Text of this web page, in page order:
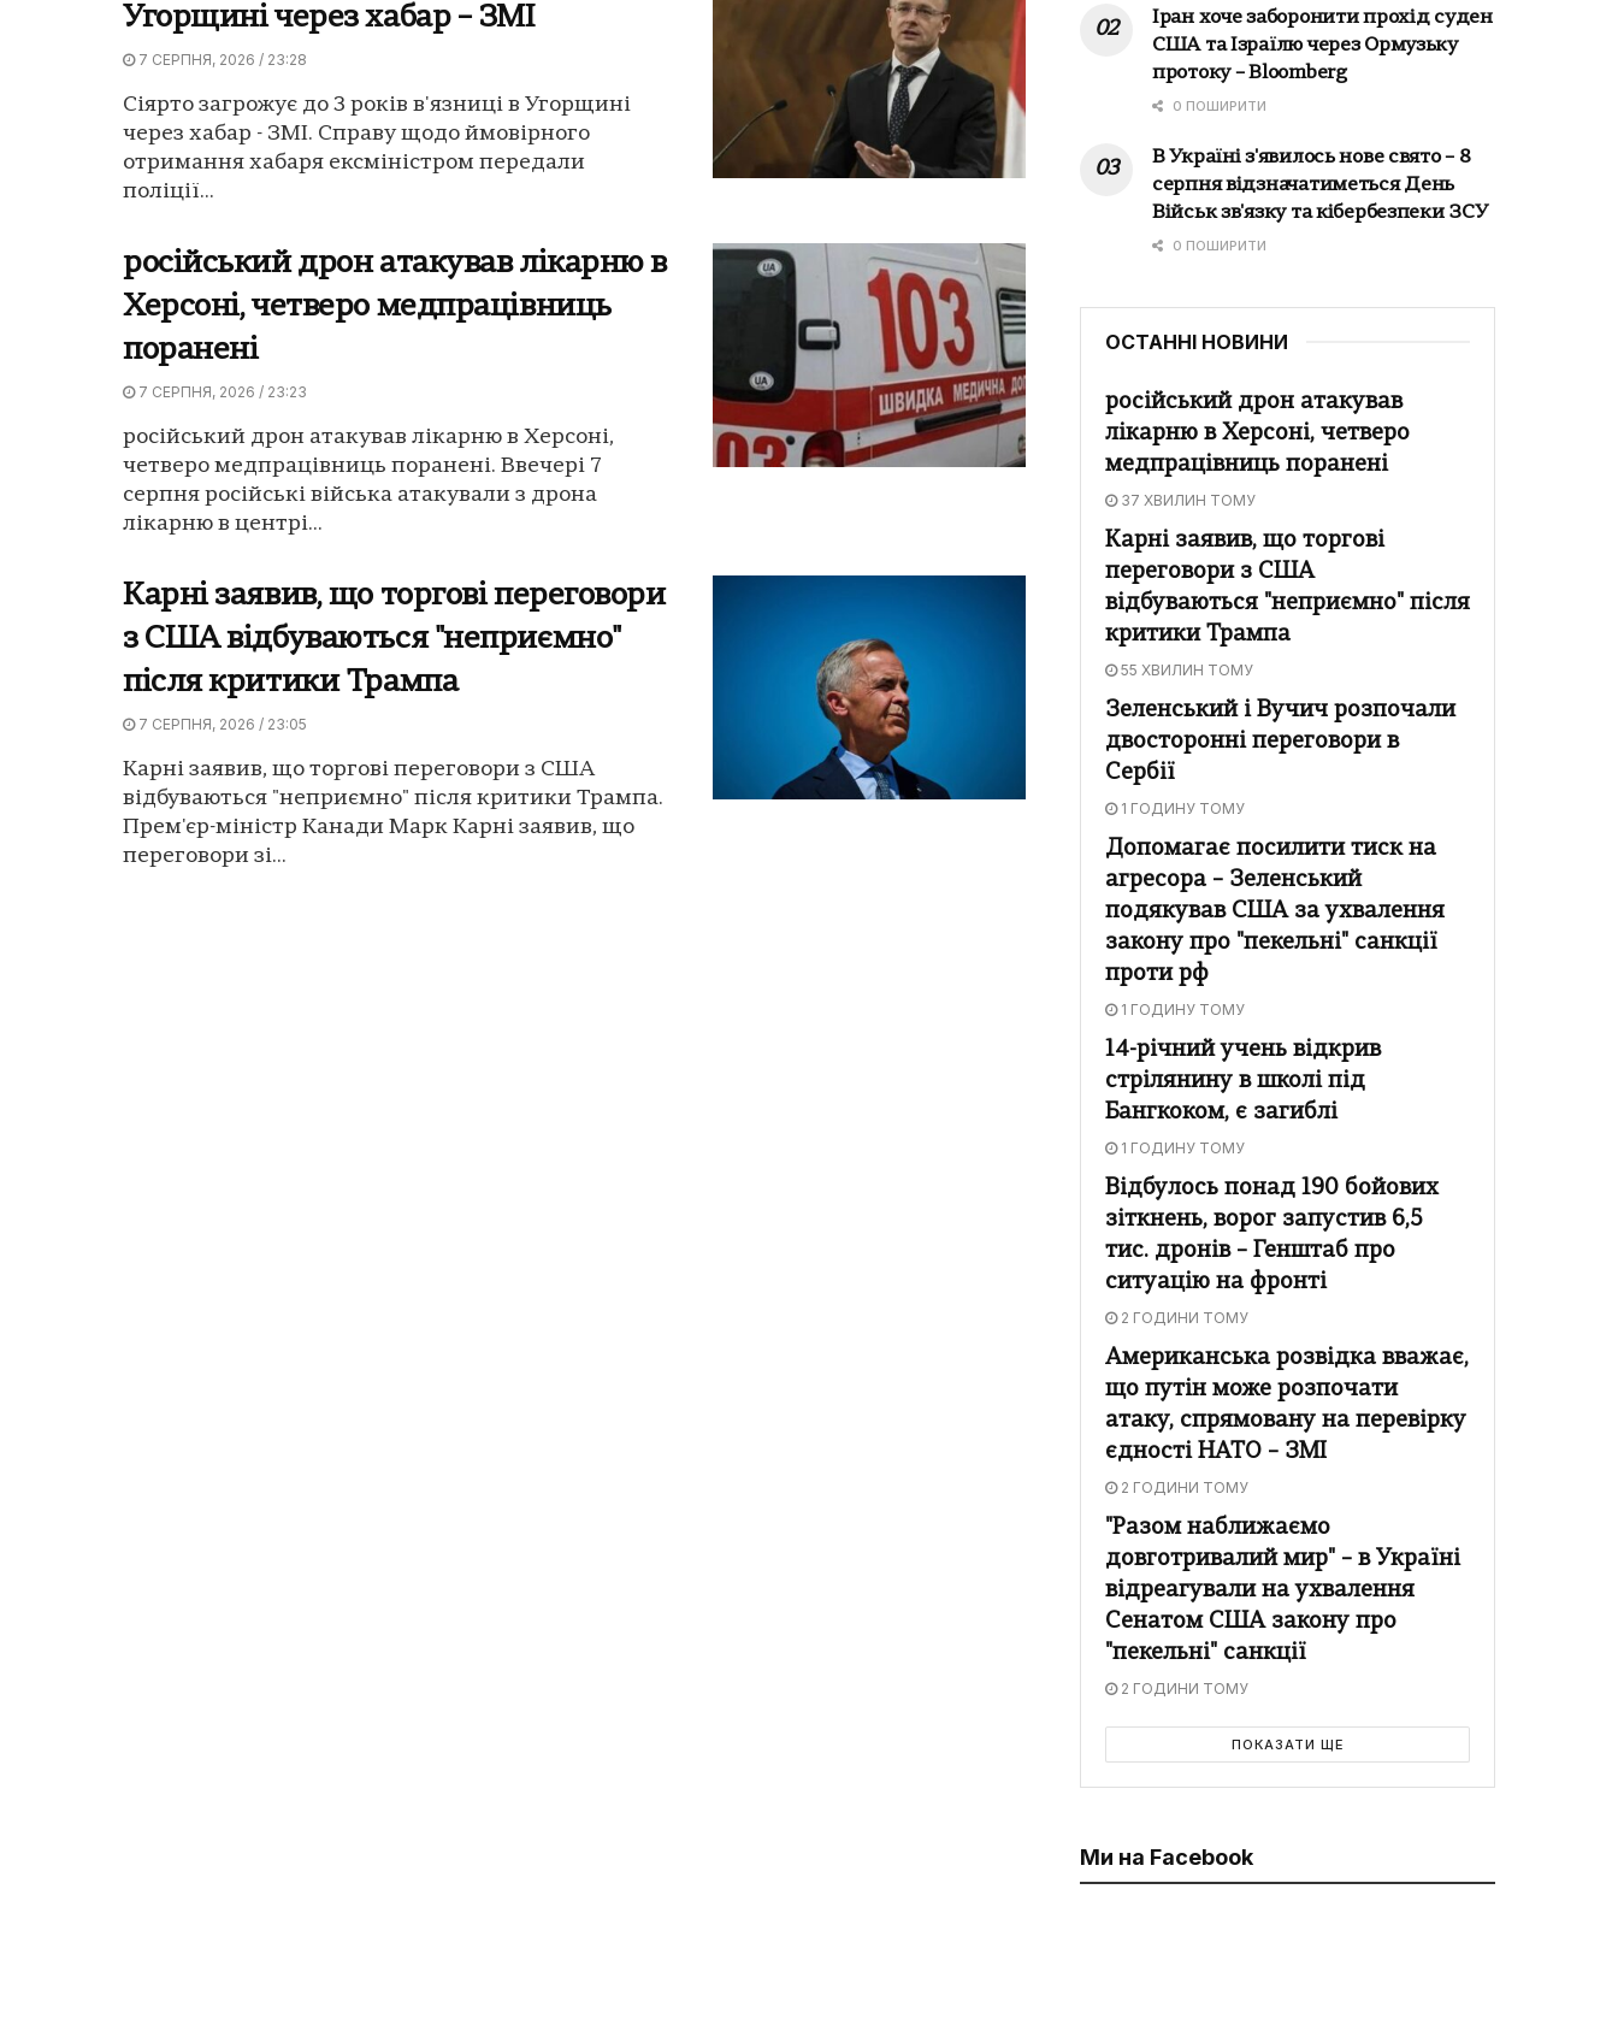
Угорщині через хабар – ЗМІ
7 СЕРПНЯ, 2026 / 23:28
Сіярто загрожує до 3 років в'язниці в Угорщині
через хабар - ЗМІ. Справу щодо ймовірного
отримання хабаря ексміністром передали
поліції...
російський дрон атакував лікарню в
Херсоні, четверо медпрацівниць
поранені
7 СЕРПНЯ, 2026 / 23:23
російський дрон атакував лікарню в Херсоні,
четверо медпрацівниць поранені. Ввечері 7
серпня російські війська атакували з дрона
лікарню в центрі...
Карні заявив, що торгові переговори
з США відбуваються "неприємно"
після критики Трампа
7 СЕРПНЯ, 2026 / 23:05
Карні заявив, що торгові переговори з США
відбуваються "неприємно" після критики Трампа.
Прем'єр-міністр Канади Марк Карні заявив, що
переговори зі...
Іран хоче заборонити прохід суден
США та Ізраїлю через Ормузьку
протоку – Bloomberg
0 ПОШИРИТИ
В Україні з'явилось нове свято – 8
серпня відзначатиметься День
Військ зв'язку та кібербезпеки ЗСУ
0 ПОШИРИТИ
ОСТАННІ НОВИНИ
російський дрон атакував
лікарню в Херсоні, четверо
медпрацівниць поранені
37 ХВИЛИН ТОМУ
Карні заявив, що торгові
переговори з США
відбуваються "неприємно" після
критики Трампа
55 ХВИЛИН ТОМУ
Зеленський і Вучич розпочали
двосторонні переговори в
Сербії
1 ГОДИНУ ТОМУ
Допомагає посилити тиск на
агресора – Зеленський
подякував США за ухвалення
закону про "пекельні" санкції
проти рф
1 ГОДИНУ ТОМУ
14-річний учень відкрив
стрілянину в школі під
Бангкоком, є загиблі
1 ГОДИНУ ТОМУ
Відбулось понад 190 бойових
зіткнень, ворог запустив 6,5
тис. дронів – Генштаб про
ситуацію на фронті
2 ГОДИНИ ТОМУ
Американська розвідка вважає,
що путін може розпочати
атаку, спрямовану на перевірку
єдності НАТО – ЗМІ
2 ГОДИНИ ТОМУ
"Разом наближаємо
довготривалий мир" – в Україні
відреагували на ухвалення
Сенатом США закону про
"пекельні" санкції
2 ГОДИНИ ТОМУ
ПОКАЗАТИ ЩЕ
Ми на Facebook